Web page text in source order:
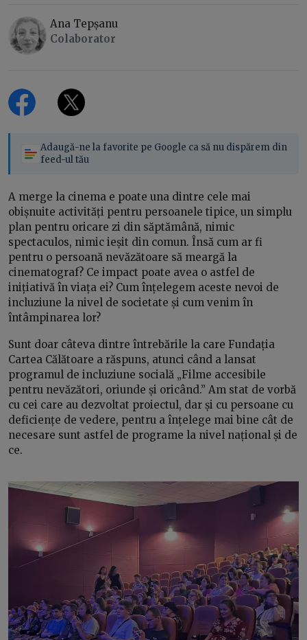
Ana Tepșanu
Colaborator
Adaugă-ne la favorite pe Google ca să nu dispărem din
feed-ul tău
A merge la cinema e poate una dintre cele mai
obișnuite activități pentru persoanele tipice, un simplu
plan pentru oricare zi din săptămână, nimic
spectaculos, nimic ieșit din comun. Însă cum ar fi
pentru o persoană nevăzătoare să meargă la
cinematograf? Ce impact poate avea o astfel de
inițiativă în viața ei? Cum înțelegem aceste nevoi de
incluziune la nivel de societate și cum venim în
întâmpinarea lor?
Sunt doar câteva dintre întrebările la care Fundația
Cartea Călătoare a răspuns, atunci când a lansat
programul de incluziune socială „Filme accesibile
pentru nevăzători, oriunde și oricând.” Am stat de vorbă
cu cei care au dezvoltat proiectul, dar și cu persoane cu
deficiențe de vedere, pentru a înțelege mai bine cât de
necesare sunt astfel de programe la nivel național și de
ce.